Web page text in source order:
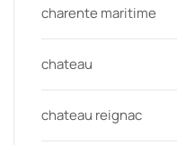
charente maritime
chateau
chateau reignac